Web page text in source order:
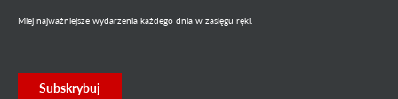
Miej najważniejsze wydarzenia każdego dnia w zasięgu ręki.
Subskrybuj